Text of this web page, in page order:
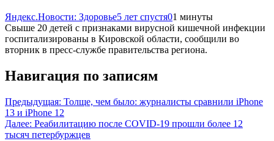
Яндекс.Новости: Здоровье5 лет спустя01 минуты
Свыше 20 детей с признаками вирусной кишечной инфекции
госпитализированы в Кировской области, сообщили во
вторник в пресс-службе правительства региона.
Навигация по записям
Предыдущая: Толще, чем было: журналисты сравнили iPhone
13 и iPhone 12
Далее: Реабилитацию после COVID-19 прошли более 12
тысяч петербуржцев